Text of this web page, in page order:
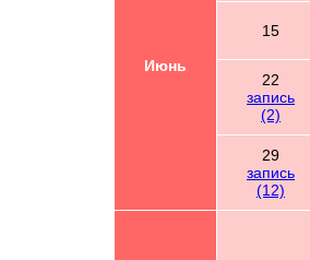
Июнь
15
22
запись
(2)
29
запись
(12)